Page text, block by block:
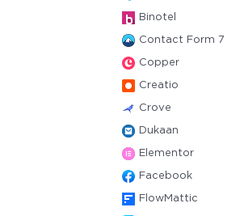
Binotel
Contact Form 7
Copper
Creatio
Crove
Dukaan
Elementor
Facebook
FlowMattic